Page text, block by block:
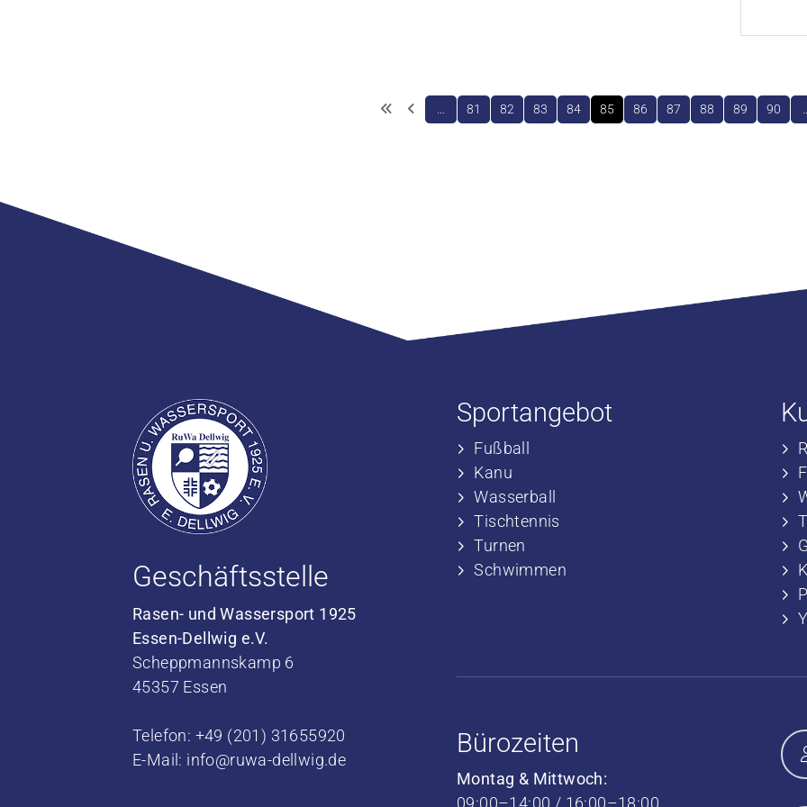
… 81 82 83 84 85 86 87 88 89 90
Geschäftsstelle
Rasen- und Wassersport 1925
Essen-Dellwig e.V.
Scheppmannskamp 6
45357 Essen
Telefon: +49 (201) 31655920
E-Mail: info@ruwa-dellwig.de
Sportangebot
Fußball
​Kanu
​Wasserball
​Tischtennis
​​Turnen
​​Schwimmen
Bürozeiten
Montag & Mittwoch:
09:00–14:00 / 16:00–18:00